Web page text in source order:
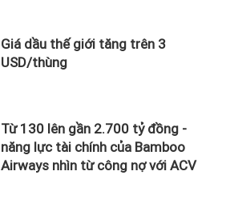
Giá dầu thế giới tăng trên 3
USD/thùng
Từ 130 lên gần 2.700 tỷ đồng -
năng lực tài chính của Bamboo
Airways nhìn từ công nợ với ACV